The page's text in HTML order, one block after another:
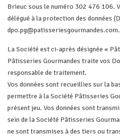
Brieuc sous le numéro 302 476 106.
délégué à la protection des données
dpo.pg@patisseriesgourmandes.com.
La Société est ci-après désignée «
Pâtisseries Gourmandes traite vos
responsable de traitement.
Vos données sont recueillies sur la
permettre à la Société Pâtisseries
présent jeu. Vos données sont
sein de la Société Pâtisseries
ne sont transmises à des tiers ou